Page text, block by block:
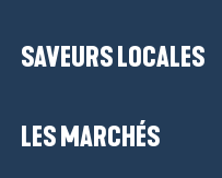
SAVEURS LOCALES
LES MARCHÉS
?
?
cliquant-ici